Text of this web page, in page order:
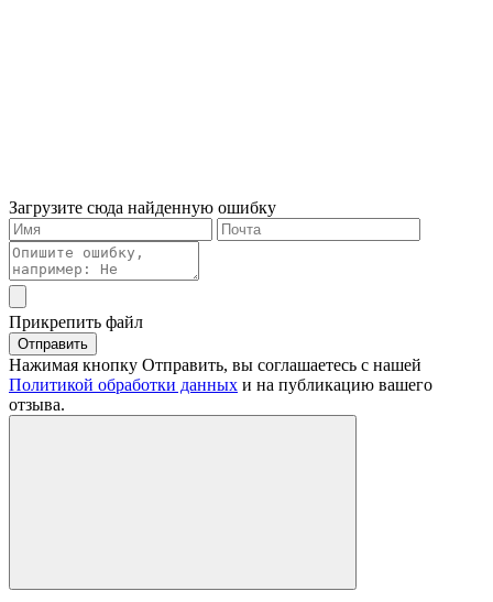
Загрузите сюда найденную ошибку
Прикрепить файл
Отправить
Нажимая кнопку Отправить, вы соглашаетесь с нашей
Политикой обработки данных и на публикацию вашего
отзыва.